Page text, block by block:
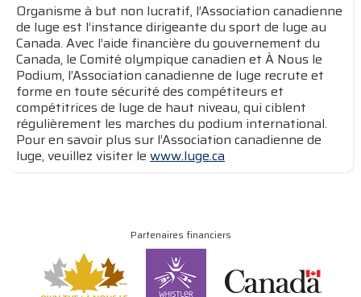
Organisme à but non lucratif, l’Association canadienne
de luge est l’instance dirigeante du sport de luge au
Canada. Avec l’aide financière du gouvernement du
Canada, le Comité olympique canadien et À Nous le
Podium, l’Association canadienne de luge recrute et
forme en toute sécurité des compétiteurs et
compétitrices de luge de haut niveau, qui ciblent
régulièrement les marches du podium international.
Pour en savoir plus sur l’Association canadienne de
luge, veuillez visiter le www.luge.ca
Partenaires financiers